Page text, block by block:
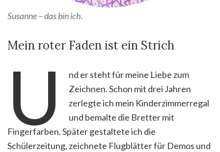
Susanne – das bin ich.
Mein roter Faden ist ein Strich
U
nd er steht für meine Liebe zum
Zeichnen. Schon mit drei Jahren
zerlegte ich mein Kinderzimmerregal
und bemalte die Bretter mit
Fingerfarben. Später gestaltete ich die
Schülerzeitung, zeichnete Flugblätter für Demos und